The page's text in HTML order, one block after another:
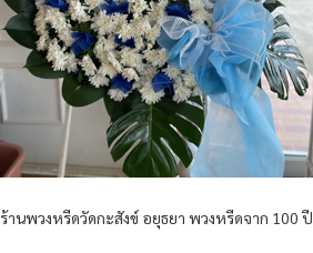
ร้านพวงหรีดวัดกะสังข์ อยุธยา พวงหรีดจาก 100 ปี